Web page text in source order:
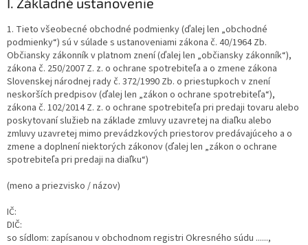
1. Tieto všeobecné obchodné podmienky (ďalej len „obchodné
podmienky“) sú v súlade s ustanoveniami zákona č. 40/1964 Zb.
Občiansky zákonník v platnom znení (ďalej len „občiansky zákonník“),
zákona č. 250/2007 Z. z. o ochrane spotrebiteľa a o zmene zákona
Slovenskej národnej rady č. 372/1990 Zb. o priestupkoch v znení
neskorších predpisov (ďalej len „zákon o ochrane spotrebiteľa“),
zákona č. 102/2014 Z. z. o ochrane spotrebiteľa pri predaji tovaru alebo
poskytovaní služieb na základe zmluvy uzavretej na diaľku alebo
zmluvy uzavretej mimo prevádzkových priestorov predávajúceho a o
zmene a doplnení niektorých zákonov (ďalej len „zákon o ochrane
spotrebiteľa pri predaji na diaľku“)
(meno a priezvisko / názov)
IČ:
DIČ:
so sídlom: zapísanou v obchodnom registri Okresného súdu ......,